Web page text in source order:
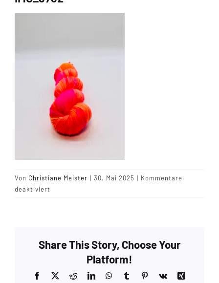
Wollfestivals
Von Christiane Meister | 30. Mai 2025 | Kommentare
deaktiviert
Share This Story, Choose Your
Platform!
Facebook Reddit LinkedInWhatsApp
TumblrPinterest
Vk